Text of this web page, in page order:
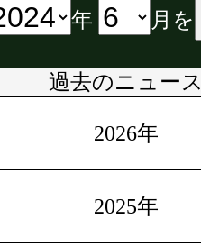
年 月を
過去のニュース
2026年
2025年